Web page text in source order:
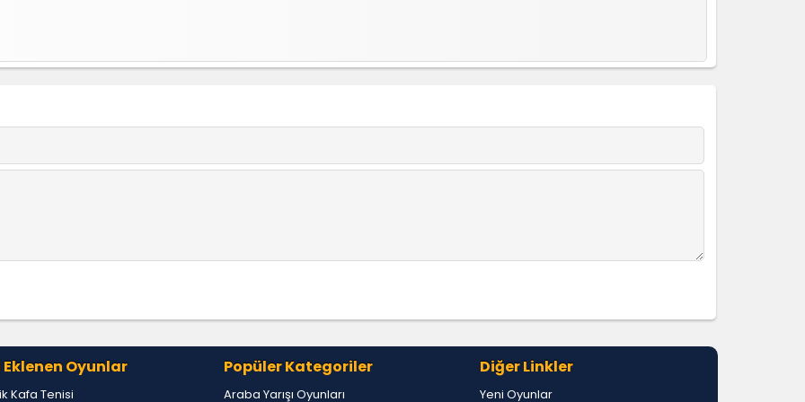
sevim
Eklenen Oyunlar
Kafa Tenisi
Popüler Kategoriler
Araba Yarışı Oyunları
Diğer Linkler
Yeni Oyunlar